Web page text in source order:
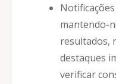
mantendo-
resultados,
destaques
verificar